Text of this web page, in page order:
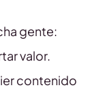
gente:
valor.
contenido